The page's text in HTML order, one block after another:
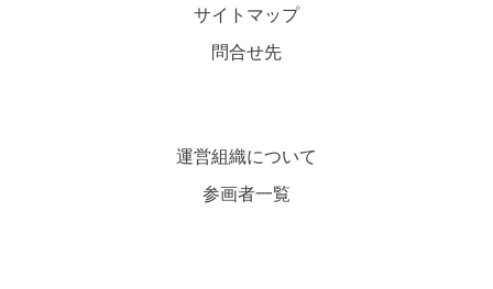
サイトマップ
問合せ先
運営組織について
参画者一覧